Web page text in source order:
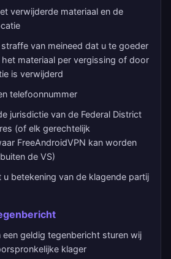
verwijderde materiaal en de
van meineed dat u te goeder
materiaal per vergissing of door
is verwijderd
telefoonnummer
jurisdictie van de Federal District
(of elk gerechtelijk
FreeAndroidVPN kan worden
de VS)
u betekening van de klagende partij
geldig tegenbericht sturen wij
klager